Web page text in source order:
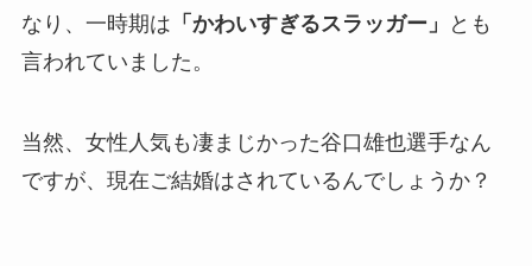
なり、一時期は 「かわいすぎるスラッガー」
とも
言われていました。
当然、女性人気も凄まじかった谷口雄也選手なん
ですが、現在ご結婚はされているんでしょうか？